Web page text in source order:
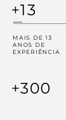
+13
MAIS DE 13
ANOS DE
EXPERIÊNCIA
+300